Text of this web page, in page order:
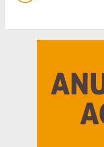
EM